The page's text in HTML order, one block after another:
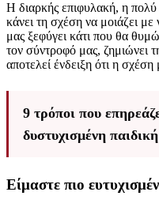
Η διαρκής επιφυλακή, η
κάνει τη σχέση να μοιάζει
μας ξεφύγει κάτι που θα
τον σύντροφό μας, ζημιώνει
αποτελεί ένδειξη ότι η
9 τρόποι που
δυστυχισμένη
Είμαστε πιο